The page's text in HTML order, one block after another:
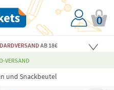
0
AB 18€
VERSAND
und Snackbeutel